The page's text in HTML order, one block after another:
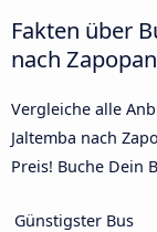
Fakten über
nach Zapopan
Vergleiche alle
Jaltemba nach
Preis! Buche Dein
Günstigster Bus